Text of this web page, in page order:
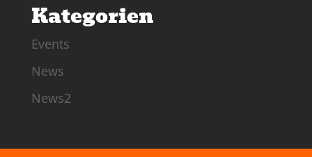
Kategorien
Events
News
News2